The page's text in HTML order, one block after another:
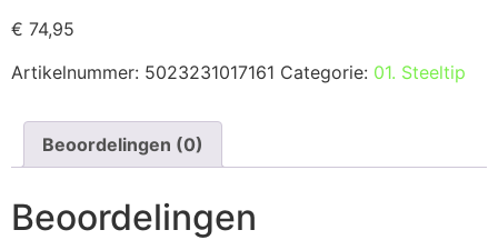
€ 74,95
Artikelnummer: 5023231017161 Categorie: 01. Steeltip
Beoordelingen (0)
Beoordelingen